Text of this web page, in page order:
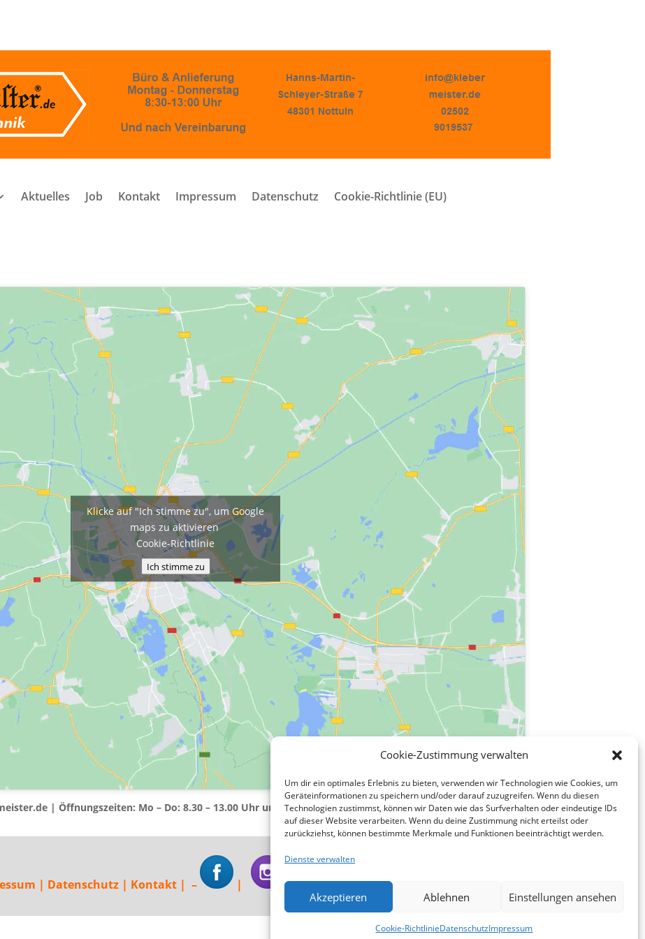
Cookie-Zustimmung verwalten
Um dir ein optimales Erlebnis zu bieten, verwenden wir Technologien wie Cookies, um
Geräteinformationen zu speichern und/oder darauf zuzugreifen. Wenn du diesen
Technologien zustimmst, können wir Daten wie das Surfverhalten oder eindeutige IDs
auf dieser Website verarbeiten. Wenn du deine Zustimmung nicht erteilst oder
zurückziehst, können bestimmte Merkmale und Funktionen beeinträchtigt werden.
Dienste verwalten
Akzeptieren Ablehnen Einstellungen ansehen
Cookie-RichtlinieDatenschutzImpressum
Aktuelles Job Kontakt Impressum Datenschutz Cookie-Richtlinie (EU)
Klicke auf "Ich stimme zu", um Google
maps zu aktivieren
Cookie-Richtlinie
Ich stimme zu
| Öffnungszeiten: Mo – Do: 8.30 – 13.00 Uhr und nach Vereinbarung
| Datenschutz | Kontakt | – | | | |